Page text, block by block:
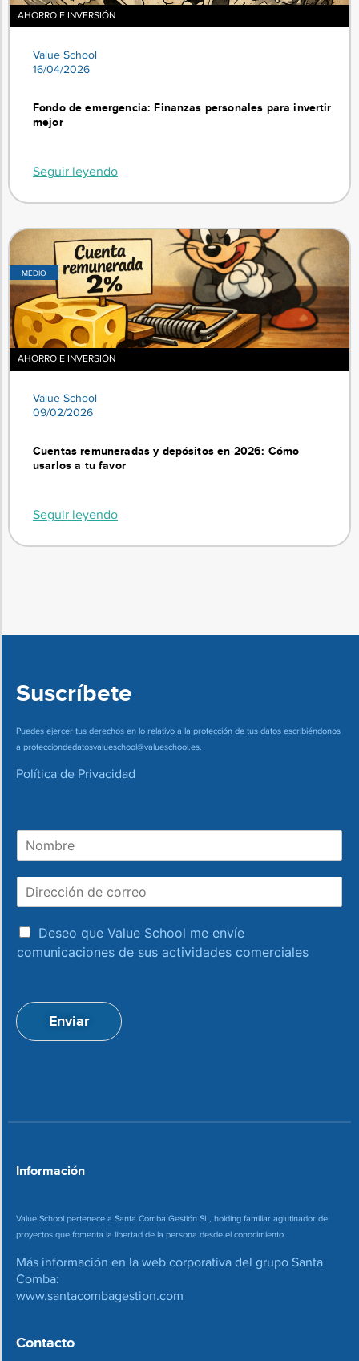
AHORRO E INVERSIÓN
Value School
16/04/2026
Fondo de emergencia: Finanzas personales para invertir
mejor
Seguir leyendo
MEDIO
AHORRO E INVERSIÓN
Value School
09/02/2026
Cuentas remuneradas y depósitos en 2026: Cómo
usarlos a tu favor
Seguir leyendo
Suscríbete
Puedes ejercer tus derechos en lo relativo a la protección de tus datos escribiéndonos
a protecciondedatosvalueschool@valueschool.es.
Política de Privacidad
e
c
n
d
e
a
c
e
a
c
Deseo que Value School me envíe
comunicaciones de sus actividades comerciales
Enviar
Información
Value School pertenece a Santa Comba Gestión SL, holding familiar aglutinador de
proyectos que fomenta la libertad de la persona desde el conocimiento.
Más información en la web corporativa del grupo Santa
Comba:
www.santacombagestion.com
Contacto